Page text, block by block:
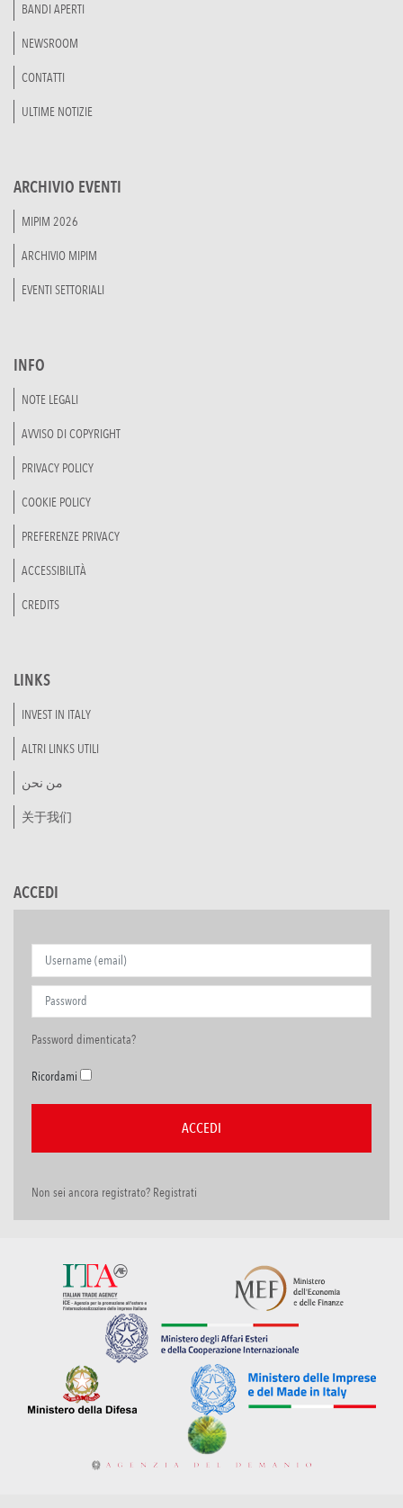
BANDI APERTI
NEWSROOM
CONTATTI
ULTIME NOTIZIE
ARCHIVIO EVENTI
MIPIM 2026
ARCHIVIO MIPIM
EVENTI SETTORIALI
INFO
NOTE LEGALI
AVVISO DI COPYRIGHT
PRIVACY POLICY
COOKIE POLICY
PREFERENZE PRIVACY
ACCESSIBILITÀ
CREDITS
LINKS
INVEST IN ITALY
ALTRI LINKS UTILI
من نحن
关于我们
ACCEDI
Password dimenticata?
Ricordami
Non sei ancora registrato? Registrati